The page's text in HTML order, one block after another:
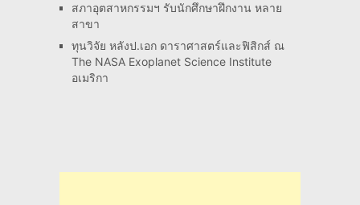
สภาอุตสาหกรรมฯ รับนักศึกษาฝึกงาน หลาย
สาขา
ทุนวิจัย หลังป.เอก ดาราศาสตร์และฟิสิกส์ ณ
The NASA Exoplanet Science Institute
อเมริกา